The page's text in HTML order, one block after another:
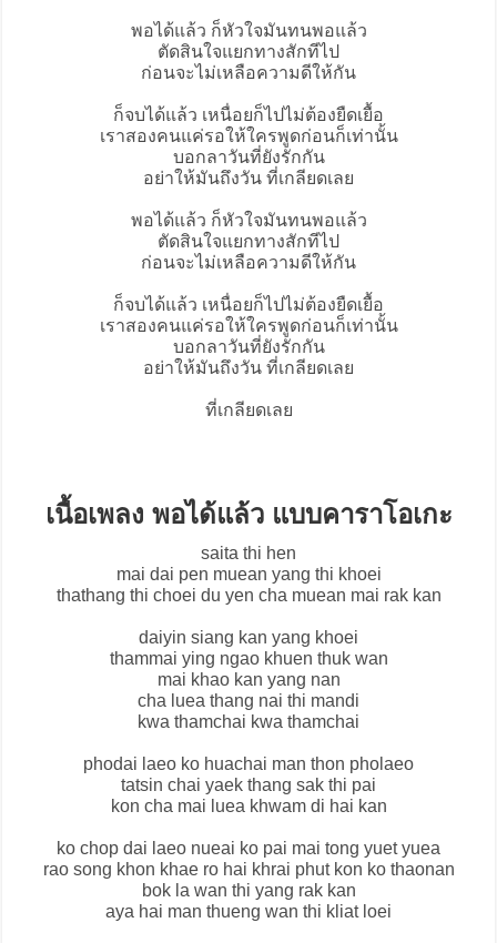
พอได้แล้ว ก็หัวใจมันทนพอแล้ว
ตัดสินใจแยกทางสักทีไป
ก่อนจะไม่เหลือความดีให้กัน
ก็จบได้แล้ว เหนื่อยก็ไปไม่ต้องยืดเยื้อ
เราสองคนแค่รอให้ใครพูดก่อนก็เท่านั้น
บอกลาวันที่ยังรักกัน
อย่าให้มันถึงวัน ที่เกลียดเลย
พอได้แล้ว ก็หัวใจมันทนพอแล้ว
ตัดสินใจแยกทางสักทีไป
ก่อนจะไม่เหลือความดีให้กัน
ก็จบได้แล้ว เหนื่อยก็ไปไม่ต้องยืดเยื้อ
เราสองคนแค่รอให้ใครพูดก่อนก็เท่านั้น
บอกลาวันที่ยังรักกัน
อย่าให้มันถึงวัน ที่เกลียดเลย
ที่เกลียดเลย
เนื้อเพลง พอได้แล้ว แบบคาราโอเกะ
saita thi hen
mai dai pen muean yang thi khoei
thathang thi choei du yen cha muean mai rak kan
daiyin siang kan yang khoei
thammai ying ngao khuen thuk wan
mai khao kan yang nan
cha luea thang nai thi mandi
kwa thamchai kwa thamchai
phodai laeo ko huachai man thon pholaeo
tatsin chai yaek thang sak thi pai
kon cha mai luea khwam di hai kan
ko chop dai laeo nueai ko pai mai tong yuet yuea
rao song khon khae ro hai khrai phut kon ko thaonan
bok la wan thi yang rak kan
aya hai man thueng wan thi kliat loei